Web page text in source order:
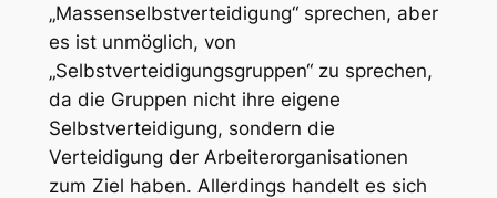
„Massenselbstverteidigung“ sprechen, aber
es ist unmöglich, von
„Selbstverteidigungsgruppen“ zu sprechen,
da die Gruppen nicht ihre eigene
Selbstverteidigung, sondern die
Verteidigung der Arbeiterorganisationen
zum Ziel haben. Allerdings handelt es sich